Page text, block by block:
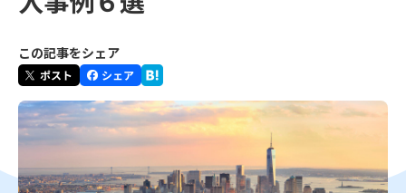
この記事をシェア